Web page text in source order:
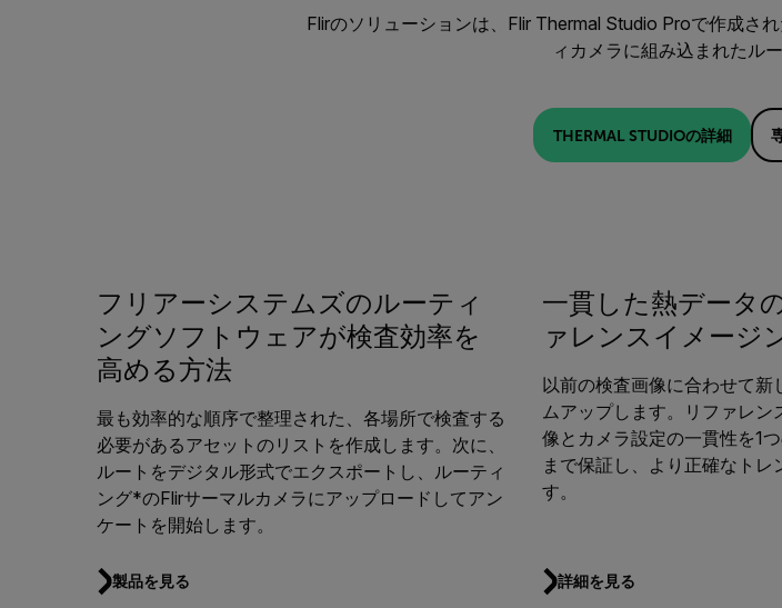
Flirのソリューションは、Flir Thermal Studio Proで作成さ
ィカメラに組み込まれたル
THERMAL STUDIOの詳細
フリアーシステムズのルーティ
ングソフトウェアが検査効率を
高める方法
最も効率的な順序で整理された、各場所で検査する
必要があるアセットのリストを作成します。次に、
ルートをデジタル形式でエクスポートし、ルーティ
ング*のFlirサーマルカメラにアップロードしてアン
ケートを開始します。
製品を見る
一貫した熱データ
ァレンスイメージ
以前の検査画像に合わせて新
ムアップします。リファレン
像とカメラ設定の一貫性を1
まで保証し、より正確なトレ
す。
詳細を見る